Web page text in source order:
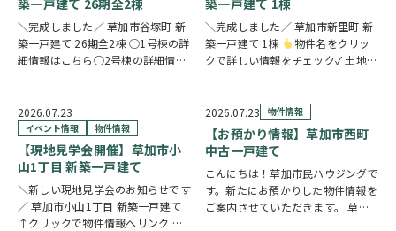
築一戸建て 26期全2棟
＼完成しました／ 草加市谷塚町 新
築一戸建て 26期全2棟 ○1号棟の詳
細情報はこちら○2号棟の詳細情報
に、豊富な収納と暮らしに役立つ便
利な設備が毎日の暮らしを快適にサ
ポー…
築一戸建て 1棟
＼完成しました／ 草加市新里町 新
築一戸建て 1棟
物件名をクリッ
クで詳しい情報をチェック✓ 土地
い。長期優良住宅・BELS認定を取
得し、毎日の快適さと省エネ性能を
両立しまし…
2026.07.23
イベント情報 物件情報
【現地見学会開催】草加市小
山1丁目 新築一戸建て
＼新しい現地見学会のお知らせです
／ 草加市小山1丁目 新築一戸建て
↑クリックで物件情報へリンク お
2026.07.23 物件情報
【お預かり情報】草加市西町
中古一戸建て
こんにちは！草加市民ハウジングで
す。新たにお預かりした物件情報を
ご案内させていただきます。 草加